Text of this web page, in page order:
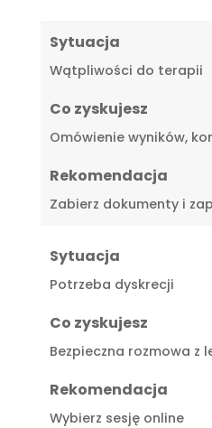
Sytuacja
Wątpliwości do terapii
Co zyskujesz
Omówienie wyników,
Rekomendacja
Zabierz dokumenty i
Sytuacja
Potrzeba dyskrecji
Co zyskujesz
Bezpieczna rozmowa z
Rekomendacja
Wybierz sesję online